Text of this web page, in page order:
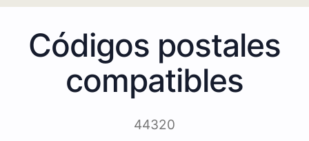
Códigos postales
compatibles
44320